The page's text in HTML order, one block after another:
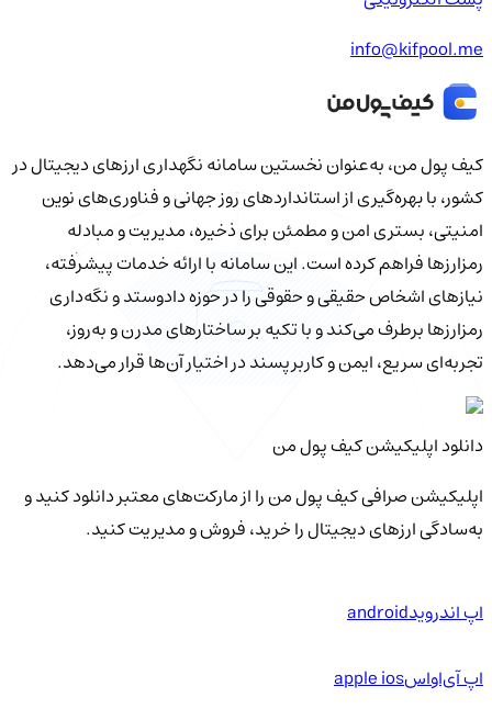
info@kifpool.me
کیف‌ پول من، به‌عنوان نخستین سامانه نگهداری ارزهای دیجیتال در
کشور، با بهره‌گیری از استانداردهای روز جهانی و فناوری‌های نوین
امنیتی، بستری امن و مطمئن برای ذخیره، مدیریت و مبادله
رمزارزها فراهم کرده است. این سامانه با ارائه خدمات پیشرفته،
نیازهای اشخاص حقیقی و حقوقی را در حوزه دادوستد و نگه‌داری
رمزارزها برطرف می‌کند و با تکیه بر ساختارهای مدرن و به‌روز،
تجربه‌ای سریع، ایمن و کاربرپسند در اختیار آن‌ها قرار می‌دهد.
دانلود اپلیکیشن کیف‌ پول من
اپلیکیشن صرافی کیف پول من را از مارکت‌های معتبر دانلود کنید و
به‌سادگی ارزهای دیجیتال را خرید، فروش و مدیریت کنید.
اپ اندرویدandroid
اپ آی‌او‌اسapple ios